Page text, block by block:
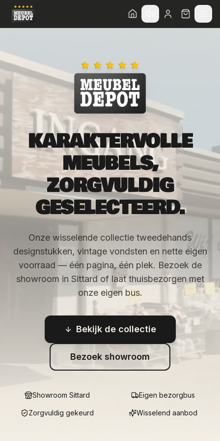
Direct naar hoofdinhoud
KARAKTERVOLLE
MEUBELS,
ZORGVULDIG
GESELECTEERD.
Onze wisselende collectie tweedehands
designstukken, vintage vondsten en nette eigen
voorraad — één pagina, één plek. Bezoek de
showroom in Sittard of laat thuisbezorgen met
onze eigen bus.
Bekijk de collectie
Bezoek showroom
Showroom Sittard Eigen bezorgbus
Zorgvuldig gekeurd Wisselend aanbod